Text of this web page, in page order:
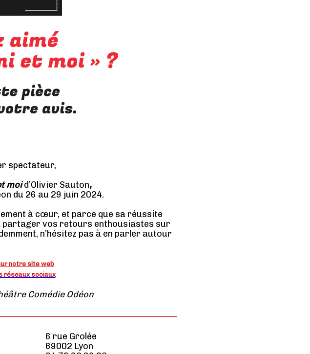
spectateur,
moid’Olivier Sauton,
du 26 au 29 juin 2024.
à cœur, et parce que sa réussite
à partager vos retours enthousiastes sur
n’hésitez pas à en parler autour
notre site web
réseaux sociaux
Comédie Odéon
6 rue Grolée
69002 Lyon